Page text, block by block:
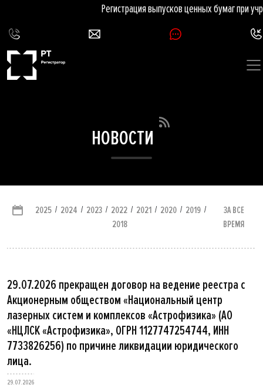
Регистрация выпусков ценных бумаг при
НОВОСТИ
2025 / 2024 / 2023 / 2022 / 2021 / 2020 / 2019 /
2018
ЗА ВСЕ
ВРЕМЯ
29.07.2026 прекращен договор на ведение реестра с
Акционерным обществом «Национальный центр
лазерных систем и комплексов «Астрофизика» (АО
«НЦЛСК «Астрофизика», ОГРН 1127747254744, ИНН
7733826256) по причине ликвидации юридического
лица.
29.07.2026